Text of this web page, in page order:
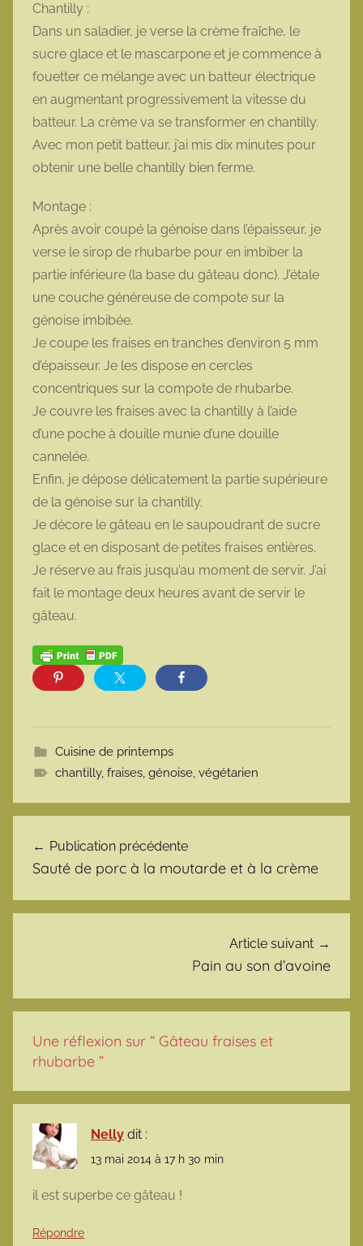
Chantilly :
Dans un saladier, je verse la crème fraîche, le
sucre glace et le mascarpone et je commence à
fouetter ce mélange avec un batteur électrique
en augmentant progressivement la vitesse du
batteur. La crème va se transformer en chantilly.
Avec mon petit batteur, j’ai mis dix minutes pour
obtenir une belle chantilly bien ferme.
Montage :
Après avoir coupé la génoise dans l’épaisseur, je
verse le sirop de rhubarbe pour en imbiber la
partie inférieure (la base du gâteau donc). J’étale
une couche généreuse de compote sur la
génoise imbibée.
Je coupe les fraises en tranches d’environ 5 mm
d’épaisseur. Je les dispose en cercles
concentriques sur la compote de rhubarbe.
Je couvre les fraises avec la chantilly à l’aide
d’une poche à douille munie d’une douille
cannelée.
Enfin, je dépose délicatement la partie supérieure
de la génoise sur la chantilly.
Je décore le gâteau en le saupoudrant de sucre
glace et en disposant de petites fraises entières.
Je réserve au frais jusqu’au moment de servir. J’ai
fait le montage deux heures avant de servir le
gâteau.
Cuisine de printemps
chantilly, fraises, génoise, végétarien
Publication précédente
Sauté de porc à la moutarde et à la crème
Article suivant
Pain au son d’avoine
Une réflexion sur “ Gâteau fraises et
rhubarbe ”
Nelly dit :
13 mai 2014 à 17 h 30 min
il est superbe ce gâteau !
Répondre